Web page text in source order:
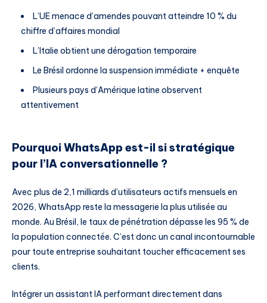
L’UE menace d’amendes pouvant atteindre 10 % du
chiffre d’affaires mondial
L’Italie obtient une dérogation temporaire
Le Brésil ordonne la suspension immédiate + enquête
Plusieurs pays d’Amérique latine observent
attentivement
Pourquoi WhatsApp est-il si stratégique
pour l’IA conversationnelle ?
Avec plus de 2,1 milliards d’utilisateurs actifs mensuels en
2026, WhatsApp reste la messagerie la plus utilisée au
monde. Au Brésil, le taux de pénétration dépasse les 95 % de
la population connectée. C’est donc un canal incontournable
pour toute entreprise souhaitant toucher efficacement ses
clients.
Intégrer un assistant IA performant directement dans